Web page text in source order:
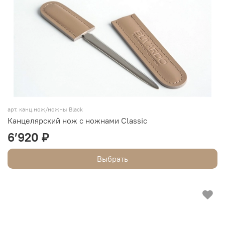
арт. канц.нож/ножны Black
Канцелярский нож с ножнами Classic
6’920 ₽
Выбрать